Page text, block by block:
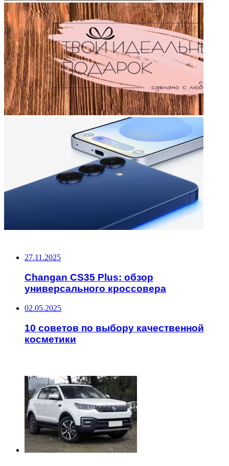
27.11.2025
Changan CS35 Plus: обзор
универсального кроссовера
02.05.2025
10 советов по выбору качественной
косметики